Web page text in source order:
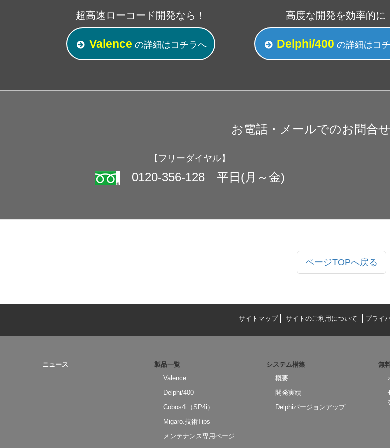
超高速ローコード開発なら！
Valence の詳細はコチラへ
高度な開発を効率的に
Delphi/400 の詳細はコ
お電話・メールでのお問合
【フリーダイヤル】
0120-356-128 平日(月～金)
ページTOPへ戻る
サイトマップ サイトのご利用について プライ
ニュース
製品一覧
Valence
Delphi/400
Cobos4i（SP4i）
Migaro.技術Tips
メンテナンス専用ページ
システム構築
概要
開発実績
Delphiバージョンアップ
無